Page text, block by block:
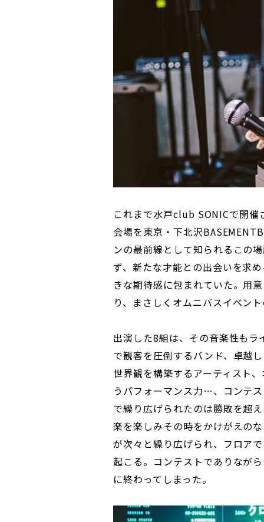
これまで水戸club SONICで開
会場を東京・下北沢
ンの最前線として知られるこの
ず、新たな才能との出会いを求
きな期待感に包まれていた。用
り、まさしくオムニバスイベン
出演した8組は、その音楽性も
で観客を圧倒するバンド、卓越
世界観を構築するアーティスト
うパフォーマンス力…、コンテ
で繰り広げられたのは勝敗を超
楽を楽しみその時をかけがえの
が次々と繰り広げられ、フロア
起こる。コンテストでありなが
に終わってしまった。